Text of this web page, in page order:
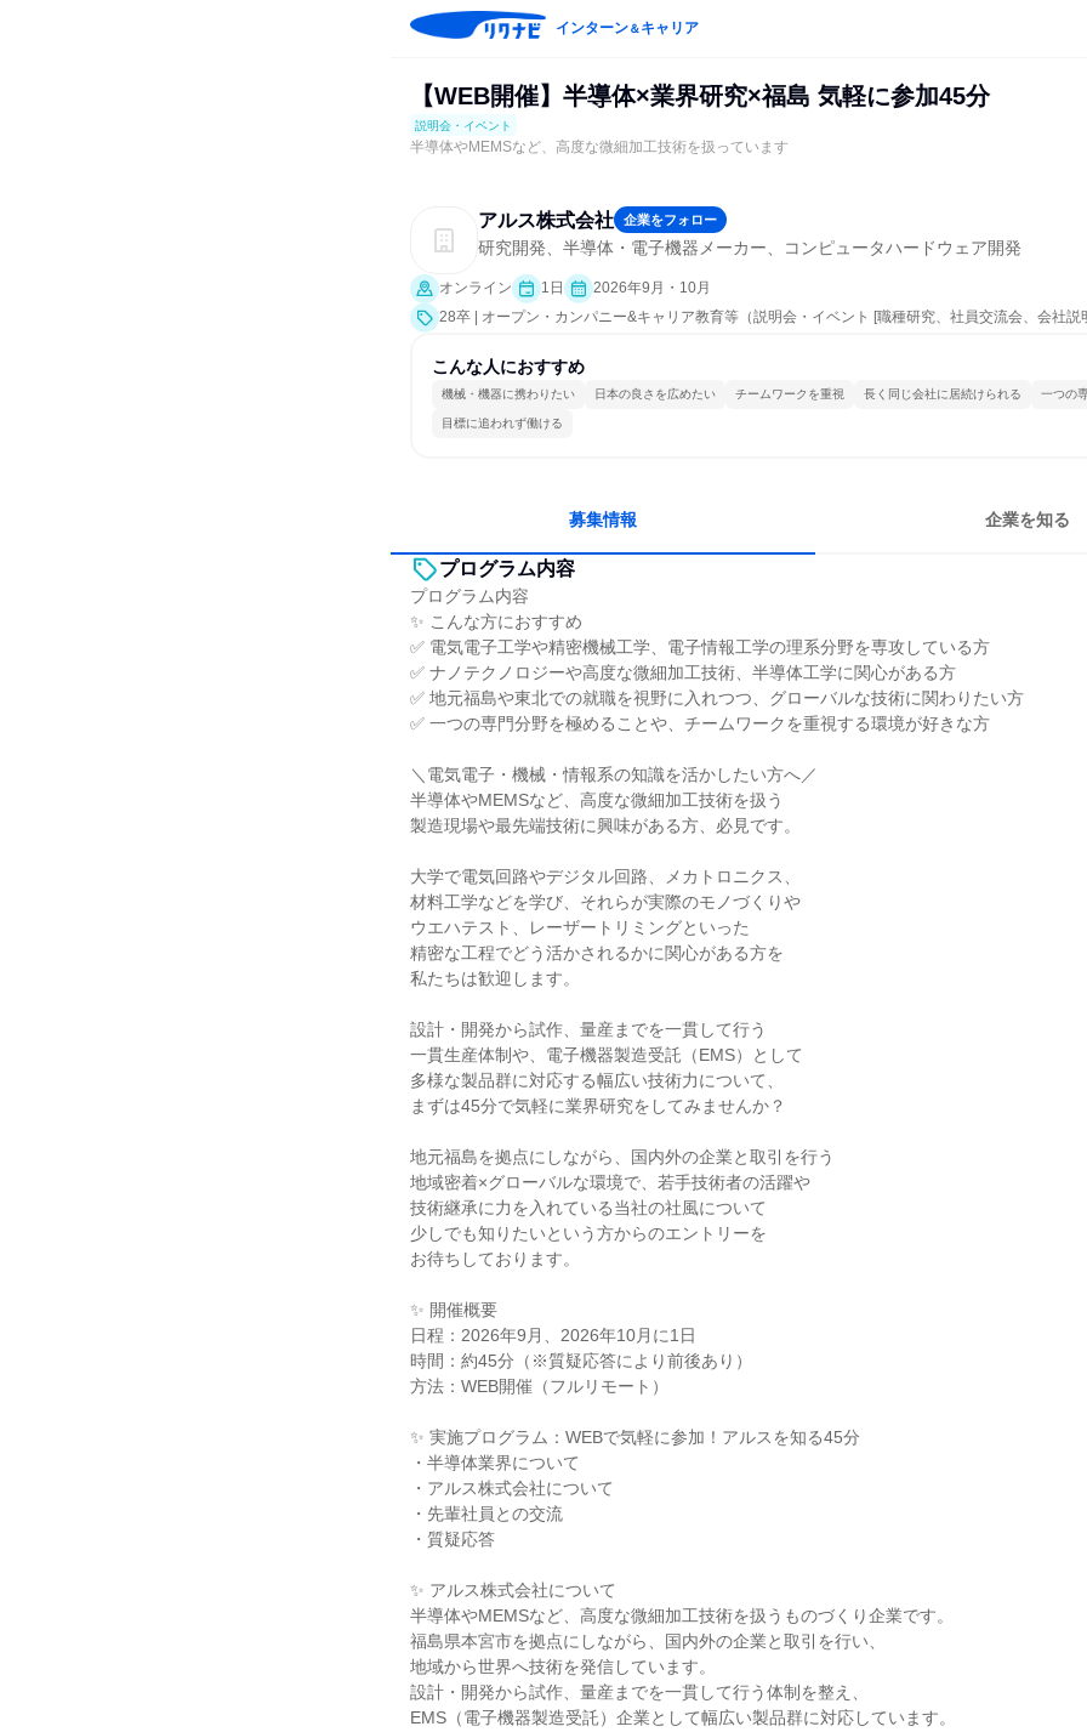
インターン＆キャリア
【WEB開催】半導体×業界研究×福島 気軽に参加45分
説明会・イベント
半導体やMEMSなど、高度な微細加工技術を扱っています
アルス株式会社 企業をフォロー
研究開発、半導体・電子機器メーカー、コンピュータハードウェア開発
オンライン 1日
2026年9月・10月
28卒 | オープン・カンパニー&キャリア教育等（説明会・イベント [職種研究、社員交流会、会社説
こんな人におすすめ
機械・機器に携わりたい 日本の良さを広めたい チームワークを重視 長く同じ会社に居続けられる 一つの
目標に追われず働ける
募集情報 企業を知る
プログラム内容
プログラム内容
✨ こんな方におすすめ
✅ 電気電子工学や精密機械工学、電子情報工学の理系分野を専攻している方
✅ ナノテクノロジーや高度な微細加工技術、半導体工学に関心がある方
✅ 地元福島や東北での就職を視野に入れつつ、グローバルな技術に関わりたい方
✅ 一つの専門分野を極めることや、チームワークを重視する環境が好きな方
＼電気電子・機械・情報系の知識を活かしたい方へ／
半導体やMEMSなど、高度な微細加工技術を扱う
製造現場や最先端技術に興味がある方、必見です。
大学で電気回路やデジタル回路、メカトロニクス、
材料工学などを学び、それらが実際のモノづくりや
ウエハテスト、レーザートリミングといった
精密な工程でどう活かされるかに関心がある方を
私たちは歓迎します。
設計・開発から試作、量産までを一貫して行う
一貫生産体制や、電子機器製造受託（EMS）として
多様な製品群に対応する幅広い技術力について、
まずは45分で気軽に業界研究をしてみませんか？
地元福島を拠点にしながら、国内外の企業と取引を行う
地域密着×グローバルな環境で、若手技術者の活躍や
技術継承に力を入れている当社の社風について
少しでも知りたいという方からのエントリーを
お待ちしております。
✨ 開催概要
日程：2026年9月、2026年10月に1日
時間：約45分（※質疑応答により前後あり）
方法：WEB開催（フルリモート）
✨ 実施プログラム：WEBで気軽に参加！アルスを知る45分
・半導体業界について
・アルス株式会社について
・先輩社員との交流
・質疑応答
✨ アルス株式会社について
半導体やMEMSなど、高度な微細加工技術を扱うものづくり企業です。
福島県本宮市を拠点にしながら、国内外の企業と取引を行い、
地域から世界へ技術を発信しています。
設計・開発から試作、量産までを一貫して行う体制を整え、
EMS（電子機器製造受託）企業として幅広い製品群に対応しています。